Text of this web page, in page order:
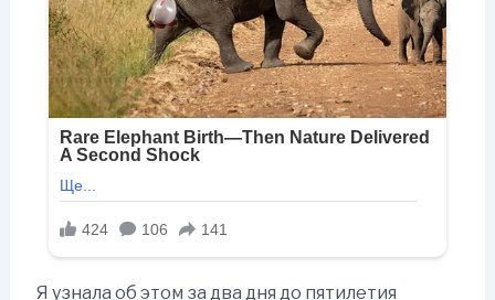
Я узнала об этом за два дня до пятилетия